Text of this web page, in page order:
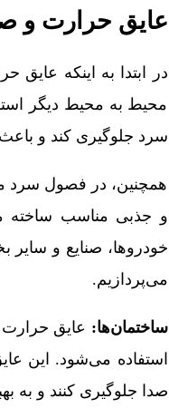
عایق حرارت و
در ابتدا به اینکه
محیط به محیط دیگر
سرد جلوگیری کند و
همچنین، در فصول سرد
و جذبی مناسب ساخته
خودروها، صنایع و
می‌پردازیم.
ساختمان‌ها: عایق
استفاده می‌شود. این
صدا جلوگیری کنند و به